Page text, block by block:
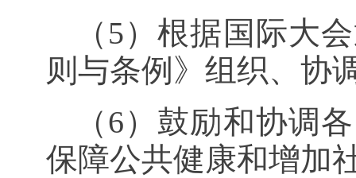
（ 5）根据国际大
则与条例》组织、协
（6）鼓励和协调
保障公共健康和增加